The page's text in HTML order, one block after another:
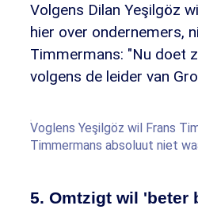
Volgens Dilan Yeşilgöz
hier over ondernemers,
Timmermans: "Nu doet
volgens de leider van
Voglens Yeşilgöz wil Frans
Timmermans absoluut niet
5. Omtzigt wil 'beter